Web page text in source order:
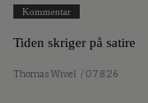
Kommentar
Tiden skriger på satire
Thomas Wivel / 07.8.26